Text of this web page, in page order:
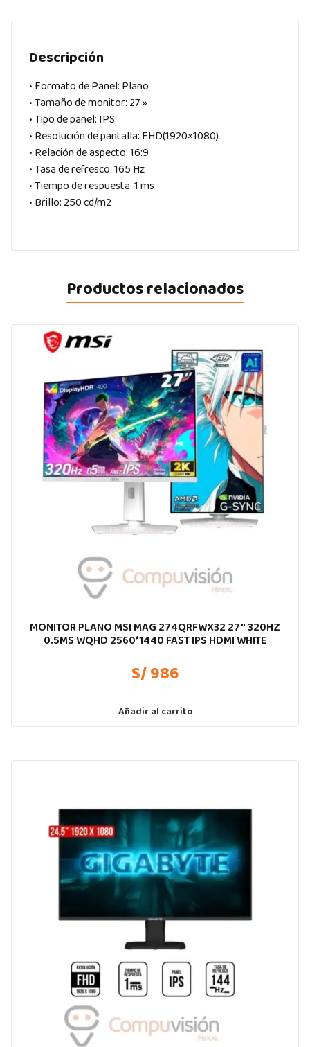
Descripción
• Formato de Panel: Plano
• Tamaño de monitor: 27 »
• Tipo de panel: IPS
• Resolución de pantalla: FHD(1920×1080)
• Relación de aspecto: 16:9
• Tasa de refresco: 165 Hz
• Tiempo de respuesta: 1 ms
• Brillo: 250 cd/m2
Productos relacionados
MONITOR PLANO MSI MAG 274QRFWX32 27″ 320HZ
0.5MS WQHD 2560*1440 FAST IPS HDMI WHITE
S/ 986
Añadir al carrito